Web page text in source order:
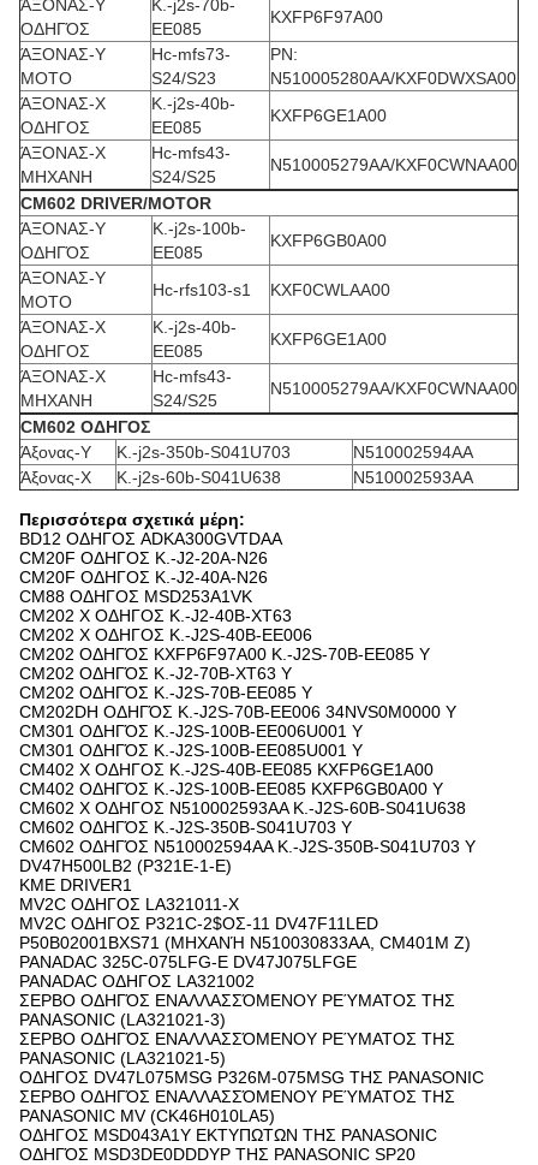
ΆΞΟΝΑΣ-Υ
ΟΔΗΓΌΣ
Κ.-j2s-70b-
EE085
KXFP6F97A00
ΆΞΟΝΑΣ-Υ
MOTO
Hc-mfs73-
S24/S23
PN:
N510005280AA/KXF0DWXSA00
ΆΞΟΝΑΣ-Χ
ΟΔΗΓΟΣ
Κ.-j2s-40b-
EE085
KXFP6GE1A00
ΆΞΟΝΑΣ-Χ
ΜΗΧΑΝΗ
Hc-mfs43-
S24/S25
N510005279AA/KXF0CWNAA00
CM602 DRIVER/MOTOR
ΆΞΟΝΑΣ-Υ
ΟΔΗΓΌΣ
Κ.-j2s-100b-
EE085
KXFP6GB0A00
ΆΞΟΝΑΣ-Υ
MOTO
Hc-rfs103-s1
KXF0CWLAA00
ΆΞΟΝΑΣ-Χ
ΟΔΗΓΟΣ
Κ.-j2s-40b-
EE085
KXFP6GE1A00
ΆΞΟΝΑΣ-Χ
ΜΗΧΑΝΗ
Hc-mfs43-
S24/S25
N510005279AA/KXF0CWNAA00
CM602 ΟΔΗΓΟΣ
Άξονας-Υ
Κ.-j2s-350b-S041U703
N510002594AA
Άξονας-Χ
Κ.-j2s-60b-S041U638 N510002593AA
Περισσότερα σχετικά μέρη:
BD12 ΟΔΗΓΟΣ ADKA300GVTDAA
CM20F ΟΔΗΓΟΣ Κ.-J2-20A-N26
CM20F ΟΔΗΓΟΣ Κ.-J2-40A-N26
CM88 ΟΔΗΓΟΣ MSD253A1VK
CM202 Χ ΟΔΗΓΟΣ Κ.-J2-40B-XT63
CM202 Χ ΟΔΗΓΟΣ Κ.-J2S-40B-EE006
CM202 ΟΔΗΓΌΣ KXFP6F97A00 Κ.-J2S-70B-EE085 Υ
CM202 ΟΔΗΓΌΣ Κ.-J2-70B-XT63 Υ
CM202 ΟΔΗΓΌΣ Κ.-J2S-70B-EE085 Υ
CM202DH ΟΔΗΓΌΣ Κ.-J2S-70B-EE006 34NVS0M0000 Υ
CM301 ΟΔΗΓΌΣ Κ.-J2S-100B-EE006U001 Υ
CM301 ΟΔΗΓΌΣ Κ.-J2S-100B-EE085U001 Υ
CM402 Χ ΟΔΗΓΟΣ Κ.-J2S-40B-EE085 KXFP6GE1A00
CM402 ΟΔΗΓΌΣ Κ.-J2S-100B-EE085 KXFP6GB0A00 Υ
CM602 Χ ΟΔΗΓΟΣ N510002593AA Κ.-J2S-60B-S041U638
CM602 ΟΔΗΓΌΣ Κ.-J2S-350B-S041U703 Υ
CM602 ΟΔΗΓΌΣ N510002594AA Κ.-J2S-350B-S041U703 Υ
DV47H500LB2 (P321E-1-Ε)
KME DRIVER1
MV2C ΟΔΗΓΟΣ LA321011-Χ
MV2C ΟΔΗΓΟΣ P321C-2$ΟΣ-11 DV47F11LED
P50B02001BXS71 (ΜΗΧΑΝΉ N510030833AA, CM401M Ζ)
PANADAC 325C-075LFG-Ε DV47J075LFGE
PANADAC ΟΔΗΓΟΣ LA321002
ΣΕΡΒΟ ΟΔΗΓΌΣ ΕΝΑΛΛΑΣΣΌΜΕΝΟΥ ΡΕΎΜΑΤΟΣ ΤΗΣ
PANASONIC (LA321021-3)
ΣΕΡΒΟ ΟΔΗΓΌΣ ΕΝΑΛΛΑΣΣΌΜΕΝΟΥ ΡΕΎΜΑΤΟΣ ΤΗΣ
PANASONIC (LA321021-5)
ΟΔΗΓΟΣ DV47L075MSG P326M-075MSG ΤΗΣ PANASONIC
ΣΕΡΒΟ ΟΔΗΓΌΣ ΕΝΑΛΛΑΣΣΌΜΕΝΟΥ ΡΕΎΜΑΤΟΣ ΤΗΣ
PANASONIC MV (CK46H010LA5)
ΟΔΗΓΟΣ MSD043A1Y ΕΚΤΥΠΩΤΩΝ ΤΗΣ PANASONIC
ΟΔΗΓΌΣ MSD3DE0DDDYP ΤΗΣ PANASONIC SP20